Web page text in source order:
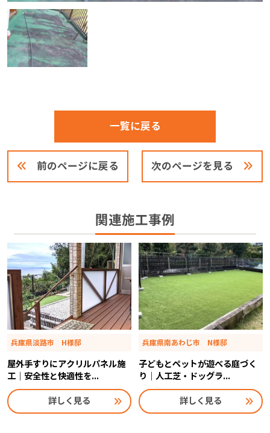
前のページに戻る
一覧に戻る
次のページを見る
関連施工事例
兵庫県淡路市 H様邸
屋外手すりにアクリルパネル施
工｜安全性と快適性を...
詳しく見る
兵庫県南あわじ市 N様邸
子どもとペットが遊べる庭づく
り｜人工芝・ドッグラ...
詳しく見る